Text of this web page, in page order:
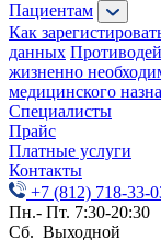
Пациентам
Как
данных
жизненно
медицинского
Специалисты
Прайс
Платные услуги
Контакты
+7 (812) 718-33-
Пн.- Пт. 7:30-20:30
Сб. Выходной